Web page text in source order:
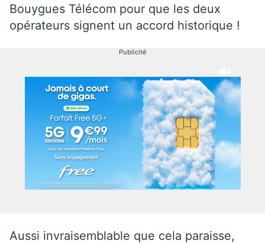
Bouygues Télécom pour que les deux
opérateurs signent un accord historique !
Publicité
Aussi invraisemblable que cela paraisse,